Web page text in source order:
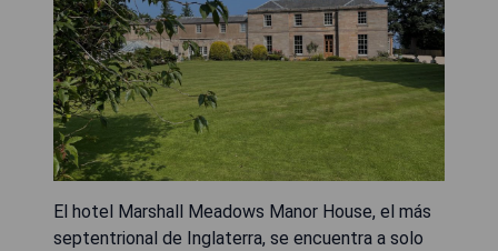
El hotel Marshall Meadows Manor House, el más
septentrional de Inglaterra, se encuentra a solo